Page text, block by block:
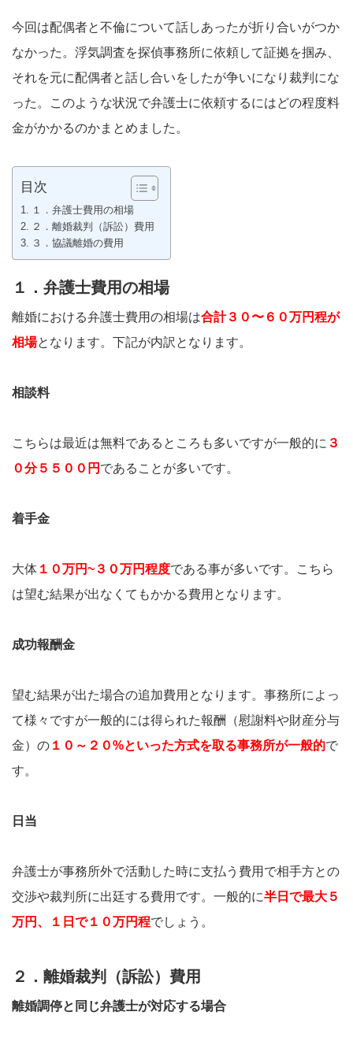
今回は配偶者と不倫について話しあったが折り合いがつか
なかった。浮気調査を探偵事務所に依頼して証拠を掴み、
それを元に配偶者と話し合いをしたが争いになり裁判にな
った。このような状況で弁護士に依頼するにはどの程度料
金がかかるのかまとめました。
目次
１．弁護士費用の相場
２．離婚裁判（訴訟）費用
３．協議離婚の費用
１．弁護士費用の相場
離婚における弁護士費用の相場は合計３０〜６０万円程が
相場となります。下記が内訳となります。
相談料
こちらは最近は無料であるところも多いですが一般的に ３
０分５５００円 であることが多いです。
着手金
大体 １０万円~３０万円程度である事が多いです。こちら
は望む結果が出なくてもかかる費用となります。
成功報酬金
望む結果が出た場合の追加費用となります。事務所によっ
て様々ですが一般的には得られた報酬（慰謝料や財産分与
金）の １０～２０%といった方式を取る事務所が一般的で
す。
日当
弁護士が事務所外で活動した時に支払う費用で相手方との
交渉や裁判所に出廷する費用です。一般的に半日で最大５
万円、１日で１０万円程でしょう。
２．離婚裁判（訴訟）費用
離婚調停と同じ弁護士が対応する場合